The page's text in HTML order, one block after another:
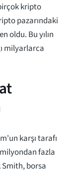
kripto
pazarındaki
oldu. Bu yılın
milyarlarca
karşı tarafı
fazla
Smith, borsa